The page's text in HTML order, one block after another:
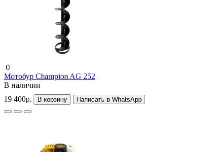
0
Мотобур Champion AG 252
В наличии
19 400р.
В корзину Написать в WhatsApp